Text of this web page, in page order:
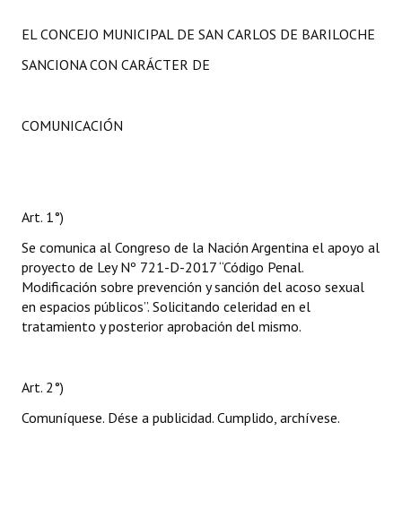
EL CONCEJO MUNICIPAL DE SAN CARLOS DE BARILOCHE
SANCIONA CON CARÁCTER DE
COMUNICACIÓN
Art. 1°)
Se comunica al Congreso de la Nación Argentina el apoyo al
proyecto de Ley Nº 721-D-2017 “Código Penal.
Modificación sobre prevención y sanción del acoso sexual
en espacios públicos”. Solicitando celeridad en el
tratamiento y posterior aprobación del mismo.
Art. 2°)
Comuníquese. Dése a publicidad. Cumplido, archívese.